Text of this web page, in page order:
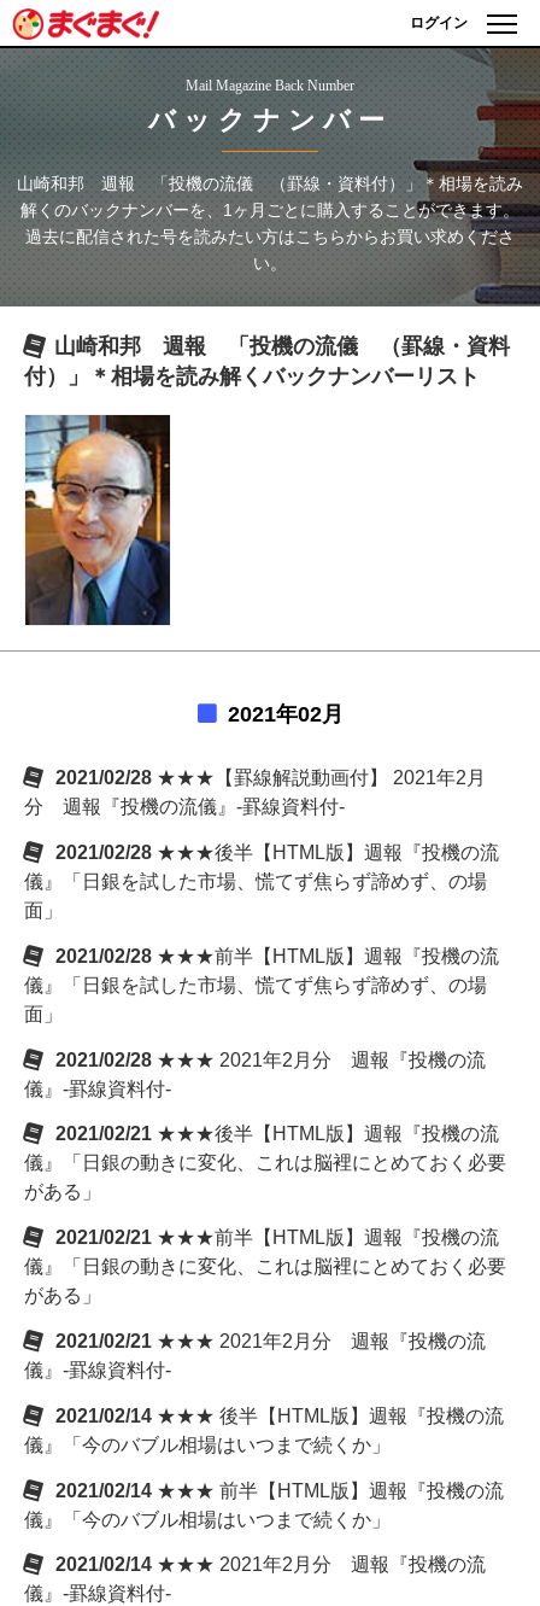
ログイン
Mail Magazine Back Number
バックナンバー
山崎和邦 週報 「投機の流儀 （罫線・資料付）」＊相場を読み
解く のバックナンバーを、1ヶ月ごとに購入することができます。
過去に配信された号を読みたい方はこちらからお買い求めくださ
い。
山崎和邦 週報 「投機の流儀 （罫線・資料
付）」＊相場を読み解くバックナンバーリスト
2021年02月
2021/02/28 ★★★【罫線解説動画付】 2021年2月
分 週報『投機の流儀』-罫線資料付-
2021/02/28 ★★★後半【HTML版】週報『投機の流
儀』「日銀を試した市場、慌てず焦らず諦めず、の場
面」
2021/02/28 ★★★前半【HTML版】週報『投機の流
儀』「日銀を試した市場、慌てず焦らず諦めず、の場
面」
2021/02/28 ★★★ 2021年2月分 週報『投機の流
儀』-罫線資料付-
2021/02/21 ★★★後半【HTML版】週報『投機の流
儀』「日銀の動きに変化、これは脳裡にとめておく必要
がある」
2021/02/21 ★★★前半【HTML版】週報『投機の流
儀』「日銀の動きに変化、これは脳裡にとめておく必要
がある」
2021/02/21 ★★★ 2021年2月分 週報『投機の流
儀』-罫線資料付-
2021/02/14 ★★★ 後半【HTML版】週報『投機の流
儀』「今のバブル相場はいつまで続くか」
2021/02/14 ★★★ 前半【HTML版】週報『投機の流
儀』「今のバブル相場はいつまで続くか」
2021/02/14 ★★★ 2021年2月分 週報『投機の流
儀』-罫線資料付-